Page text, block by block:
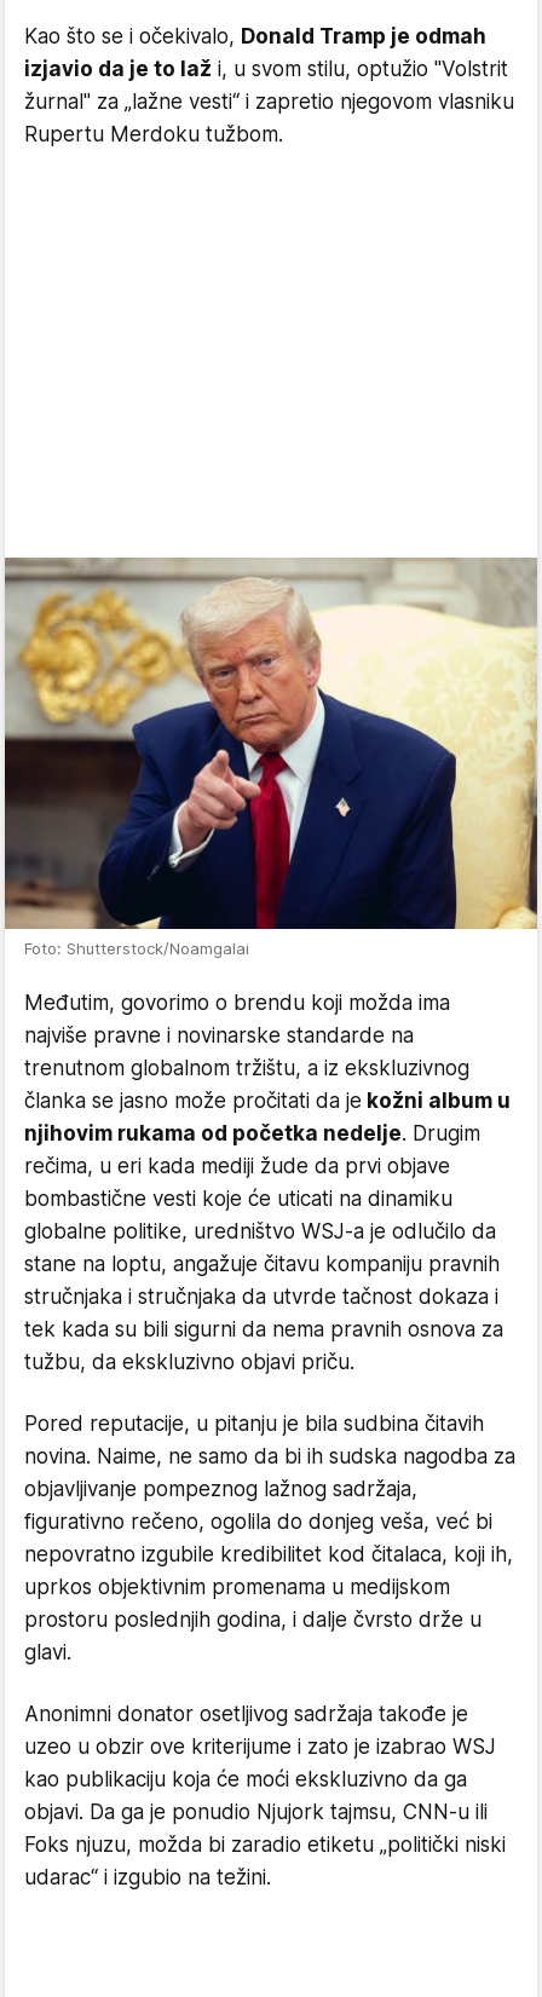
Kao što se i očekivalo, Donald Tramp je odmah
izjavio da je to laž i, u svom stilu, optužio "Volstrit
žurnal" za „lažne vesti“ i zapretio njegovom vlasniku
Rupertu Merdoku tužbom.
Foto: Shutterstock/Noamgalai
Međutim, govorimo o brendu koji možda ima
najviše pravne i novinarske standarde na
trenutnom globalnom tržištu, a iz ekskluzivnog
članka se jasno može pročitati da je kožni album u
njihovim rukama od početka nedelje. Drugim
rečima, u eri kada mediji žude da prvi objave
bombastične vesti koje će uticati na dinamiku
globalne politike, uredništvo WSJ-a je odlučilo da
stane na loptu, angažuje čitavu kompaniju pravnih
stručnjaka i stručnjaka da utvrde tačnost dokaza i
tek kada su bili sigurni da nema pravnih osnova za
tužbu, da ekskluzivno objavi priču.
Pored reputacije, u pitanju je bila sudbina čitavih
novina. Naime, ne samo da bi ih sudska nagodba za
objavljivanje pompeznog lažnog sadržaja,
figurativno rečeno, ogolila do donjeg veša, već bi
nepovratno izgubile kredibilitet kod čitalaca, koji ih,
uprkos objektivnim promenama u medijskom
prostoru poslednjih godina, i dalje čvrsto drže u
glavi.
Anonimni donator osetljivog sadržaja takođe je
uzeo u obzir ove kriterijume i zato je izabrao WSJ
kao publikaciju koja će moći ekskluzivno da ga
objavi. Da ga je ponudio Njujork tajmsu, CNN-u ili
Foks njuzu, možda bi zaradio etiketu „politički niski
udarac“ i izgubio na težini.